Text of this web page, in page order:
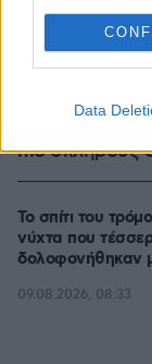
Data
Νέα
πιο σκληρούς
Το σπίτι του
νύχτα που
δολοφονήθηκαν
09.08.2026, 08:33